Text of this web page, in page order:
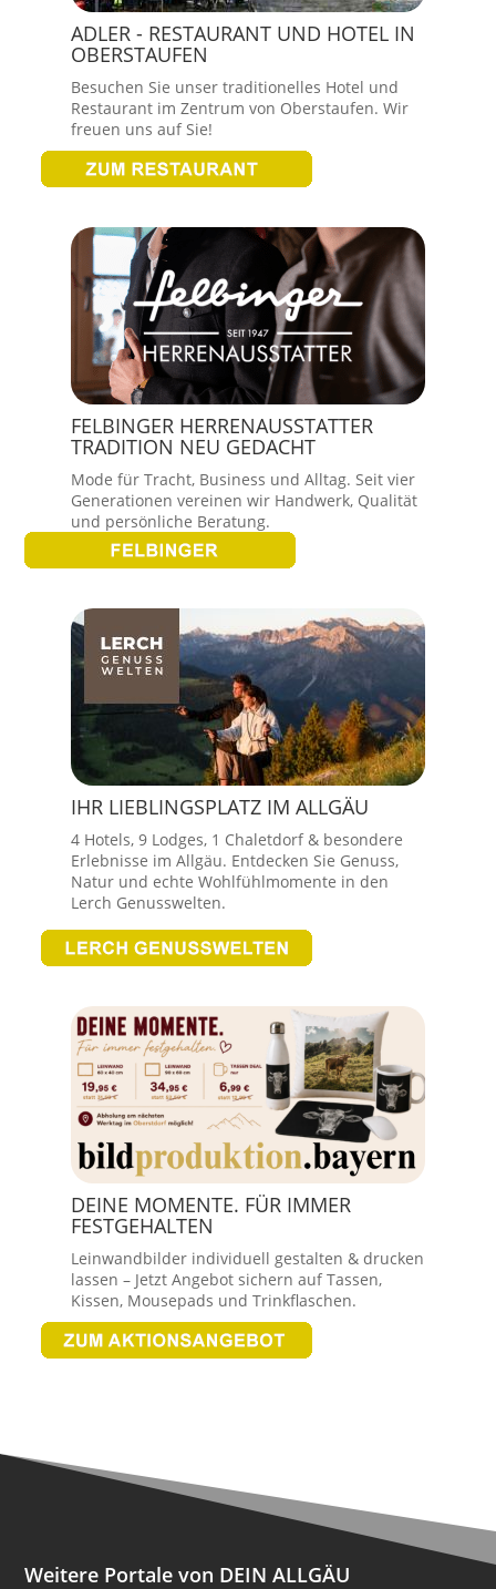
ADLER - RESTAURANT UND HOTEL IN
OBERSTAUFEN
Besuchen Sie unser traditionelles Hotel und
Restaurant im Zentrum von Oberstaufen. Wir
freuen uns auf Sie!
FELBINGER HERRENAUSSTATTER
TRADITION NEU GEDACHT
Mode für Tracht, Business und Alltag. Seit vier
Generationen vereinen wir Handwerk, Qualität
und persönliche Beratung.
IHR LIEBLINGSPLATZ IM ALLGÄU
4 Hotels, 9 Lodges, 1 Chaletdorf & besondere
Erlebnisse im Allgäu. Entdecken Sie Genuss,
Natur und echte Wohlfühlmomente in den
Lerch Genusswelten.
DEINE MOMENTE. FÜR IMMER
FESTGEHALTEN
Leinwandbilder individuell gestalten & drucken
lassen – Jetzt Angebot sichern auf Tassen,
Kissen, Mousepads und Trinkflaschen.
Weitere Portale von DEIN ALLGÄU